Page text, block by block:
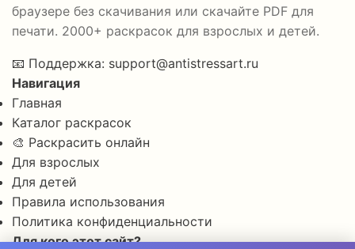
браузере без скачивания или скачайте PDF для
печати. 2000+ раскрасок для взрослых и детей.
📧 Поддержка: support@antistressart.ru
Навигация
Главная
Каталог раскрасок
🎨 Раскрасить онлайн
Для взрослых
Для детей
Правила использования
Политика конфиденциальности
Для кого этот сайт?